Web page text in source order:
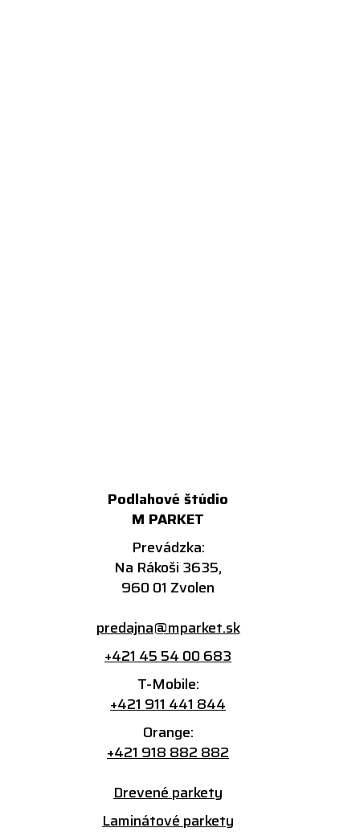
Podlahové štúdio
M PARKET
Prevádzka:
Na Rákoši 3635,
960 01 Zvolen
predajna@mparket.sk
+421 45 54 00 683
T-Mobile:
+421 911 441 844
Orange:
+421 918 882 882
Drevené parkety
Laminátové parkety